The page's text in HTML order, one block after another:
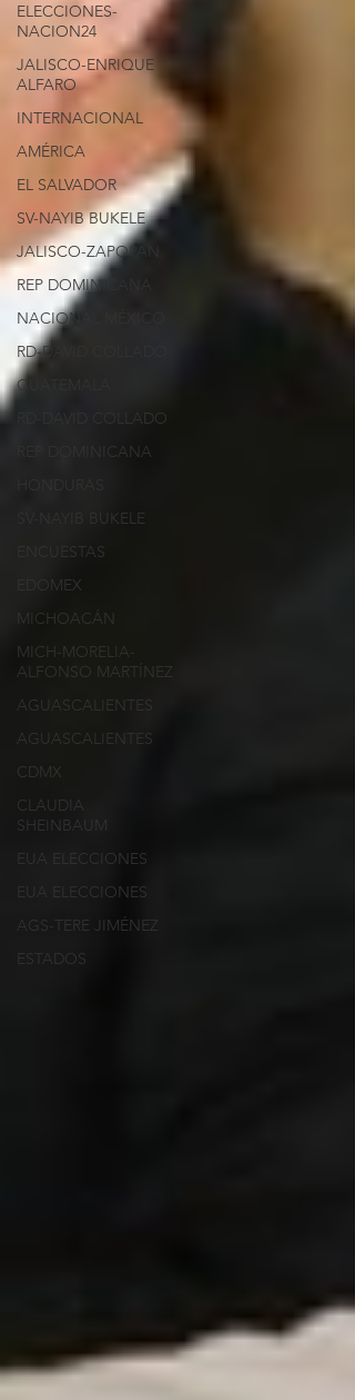
ELECCIONES-
NACION24
JALISCO-ENRIQUE
ALFARO
INTERNACIONAL
AMÉRICA
EL SALVADOR
SV-NAYIB BUKELE
JALISCO-ZAPOPAN
REP DOMINICANA
NACIONAL MÉXICO
RD-DAVID COLLADO
GUATEMALA
RD-DAVID COLLADO
REP DOMINICANA
SV-NAYIB BUKELE
ENCUESTAS
EDOMEX
MICHOACÁN
MICH-MORELIA-
ALFONSO MARTÍNEZ
AGUASCALIENTES
AGUASCALIENTES
CDMX
CLAUDIA
SHEINBAUM
EUA ELECCIONES
EUA ELECCIONES
AGS-TERE JIMÉNEZ
ESTADOS